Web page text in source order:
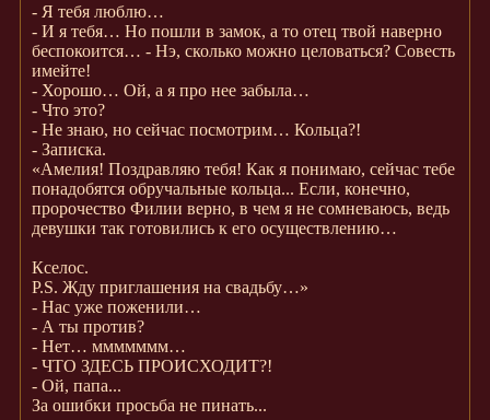
- Я тебя люблю…
- И я тебя… Но пошли в замок, а то отец твой наверно
беспокоится… - Нэ, сколько можно целоваться? Совесть
имейте!
- Хорошо… Ой, а я про нее забыла…
- Что это?
- Не знаю, но сейчас посмотрим… Кольца?!
- Записка.
«Амелия! Поздравляю тебя! Как я понимаю, сейчас тебе
понадобятся обручальные кольца... Если, конечно,
пророчество Филии верно, в чем я не сомневаюсь, ведь
девушки так готовились к его осуществлению…
Кселос.
P.S. Жду приглашения на свадьбу…»
- Нас уже поженили…
- А ты против?
- Нет… ммммммм…
- ЧТО ЗДЕСЬ ПРОИСХОДИТ?!
- Ой, папа...
За ошибки просьба не пинать...